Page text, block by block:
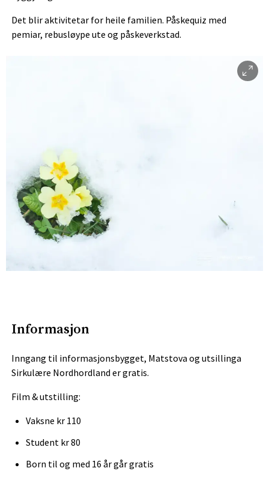
Det blir aktivitetar for heile familien. Påskequiz med
pemiar, rebusløype ute og påskeverkstad.
Informasjon
Inngang til informasjonsbygget, Matstova og utsillinga
Sirkulære Nordhordland er gratis.
Film & utstilling:
Vaksne kr 110
Student kr 80
Born til og med 16 år går gratis